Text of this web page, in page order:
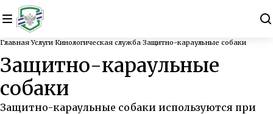
Главная Услуги Кинологическая служба Защитно-караульные собаки
Защитно-караульные
собаки
Защитно-караульные собаки используются при